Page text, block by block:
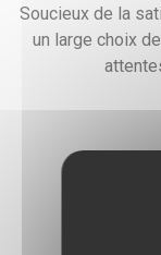
Soucieux de la
un large choix